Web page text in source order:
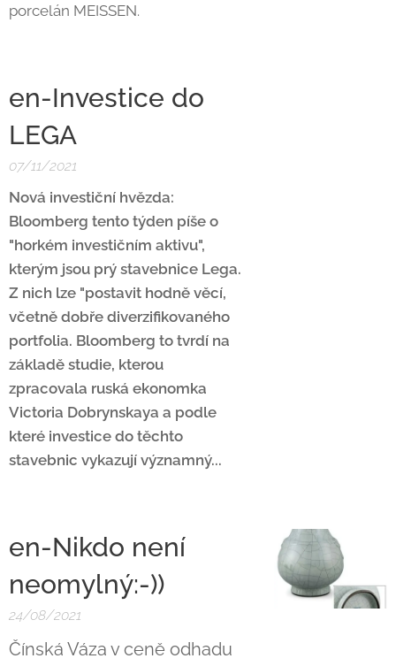
porcelán MEISSEN.
en-Investice do
LEGA
07/11/2021
Nová investiční hvězda:
Bloomberg tento týden píše o
"horkém investičním aktivu",
kterým jsou prý stavebnice Lega.
Z nich lze "postavit hodně věcí,
včetně dobře diverzifikovaného
portfolia. Bloomberg to tvrdí na
základě studie, kterou
zpracovala ruská ekonomka
Victoria Dobrynskaya a podle
které investice do těchto
stavebnic vykazují významný...
en-Nikdo není
neomylný:-))
24/08/2021
Čínská Váza v ceně odhadu